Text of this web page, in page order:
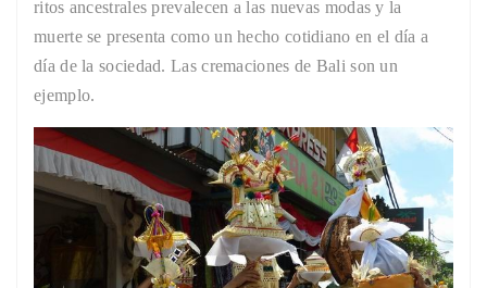
ritos ancestrales prevalecen a las nuevas modas y la
muerte se presenta como un hecho cotidiano en el día a
día de la sociedad. Las cremaciones de Bali son un
ejemplo.